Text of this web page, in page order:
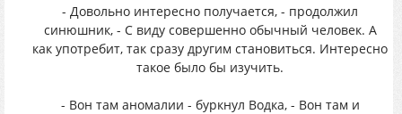
- Довольно интересно получается, - продолжил
синюшник, - С виду совершенно обычный человек. А
как употребит, так сразу другим становиться. Интересно
такое было бы изучить.
- Вон там аномалии - буркнул Водка, - Вон там и